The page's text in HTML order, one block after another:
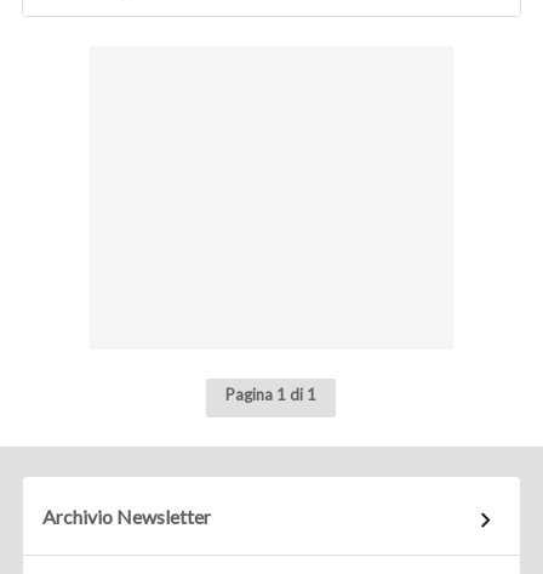
Pagina 1 di 1
Archivio Newsletter